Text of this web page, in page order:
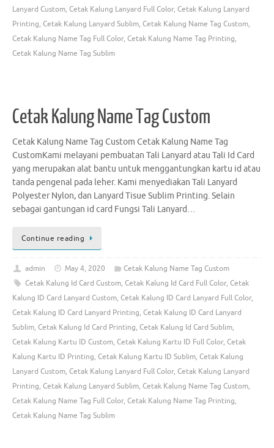
Lanyard Custom, Cetak Kalung Lanyard Full Color, Cetak Kalung Lanyard
Printing, Cetak Kalung Lanyard Sublim, Cetak Kalung Name Tag Custom,
Cetak Kalung Name Tag Full Color, Cetak Kalung Name Tag Printing,
Cetak Kalung Name Tag Sublim
Cetak Kalung Name Tag Custom
Cetak Kalung Name Tag Custom Cetak Kalung Name Tag
CustomKami melayani pembuatan Tali Lanyard atau Tali Id Card
yang merupakan alat bantu untuk menggantungkan kartu id atau
tanda pengenal pada leher. Kami menyediakan Tali Lanyard
Polyester Nylon, dan Lanyard Tisue Sublim Printing. Selain
sebagai gantungan id card Fungsi Tali Lanyard…
Continue reading
admin May 4, 2020
Cetak Kalung Name Tag Custom
Cetak Kalung Id Card Custom, Cetak Kalung Id Card Full Color, Cetak
Kalung ID Card Lanyard Custom, Cetak Kalung ID Card Lanyard Full Color,
Cetak Kalung ID Card Lanyard Printing, Cetak Kalung ID Card Lanyard
Sublim, Cetak Kalung Id Card Printing, Cetak Kalung Id Card Sublim,
Cetak Kalung Kartu ID Custom, Cetak Kalung Kartu ID Full Color, Cetak
Kalung Kartu ID Printing, Cetak Kalung Kartu ID Sublim, Cetak Kalung
Lanyard Custom, Cetak Kalung Lanyard Full Color, Cetak Kalung Lanyard
Printing, Cetak Kalung Lanyard Sublim, Cetak Kalung Name Tag Custom,
Cetak Kalung Name Tag Full Color, Cetak Kalung Name Tag Printing,
Cetak Kalung Name Tag Sublim